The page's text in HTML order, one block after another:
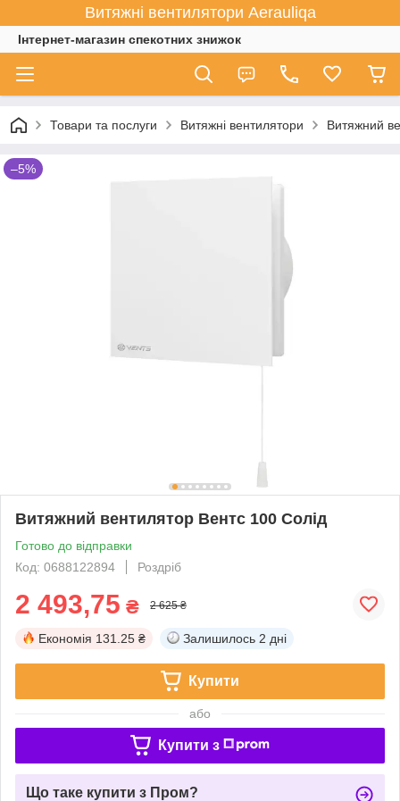
Витяжні вентилятори Aerauliqa
Інтернет-магазин спекотних знижок
Товари та послуги Витяжні вентилятори Витяжний
–5%
Витяжний вентилятор Вентс 100 Солід
Готово до відправки
Код: 0688122894
Роздріб
2 493,75 ₴ 2 625 ₴
Економія 131.25 ₴ Залишилось 2 дні
Купити
або
Купити з
Що таке купити з Пром?